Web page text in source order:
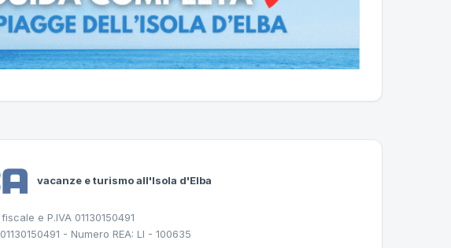
vacanze e turismo all'Isola d'Elba
e P.IVA 01130150491
- Numero REA: LI - 100635